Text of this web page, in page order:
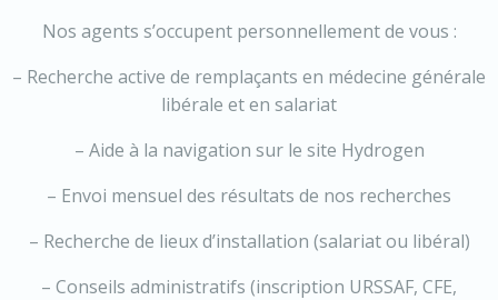
Nos agents s’occupent personnellement de vous :
– Recherche active de remplaçants en médecine générale
libérale et en salariat
– Aide à la navigation sur le site Hydrogen
– Envoi mensuel des résultats de nos recherches
– Recherche de lieux d’installation (salariat ou libéral)
– Conseils administratifs (inscription URSSAF, CFE,